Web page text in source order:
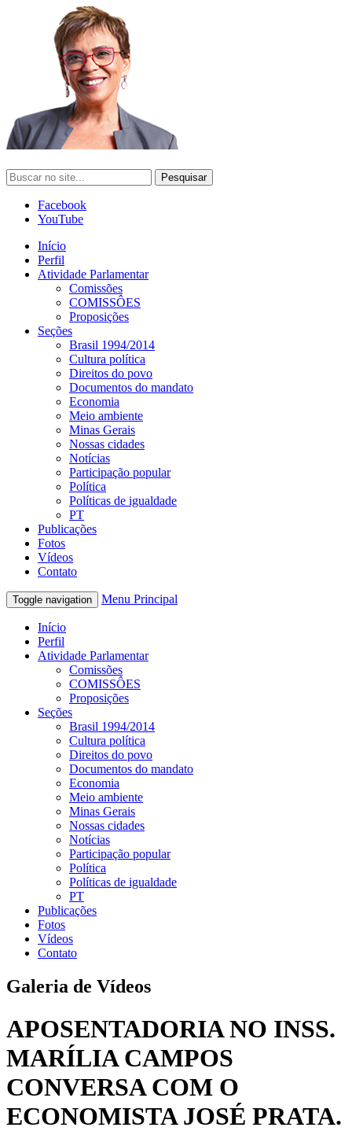
Facebook
YouTube
Início
Perfil
Atividade Parlamentar
Comissões
COMISSÔES
Proposições
Seções
Brasil 1994/2014
Cultura política
Direitos do povo
Documentos do mandato
Economia
Meio ambiente
Minas Gerais
Nossas cidades
Notícias
Participação popular
Política
Políticas de igualdade
PT
Publicações
Fotos
Vídeos
Contato
Toggle navigation Menu Principal
Início
Perfil
Atividade Parlamentar
Comissões
COMISSÔES
Proposições
Seções
Brasil 1994/2014
Cultura política
Direitos do povo
Documentos do mandato
Economia
Meio ambiente
Minas Gerais
Nossas cidades
Notícias
Participação popular
Política
Políticas de igualdade
PT
Publicações
Fotos
Vídeos
Contato
Galeria de Vídeos
APOSENTADORIA NO INSS.
MARÍLIA CAMPOS
CONVERSA COM O
ECONOMISTA JOSÉ PRATA.